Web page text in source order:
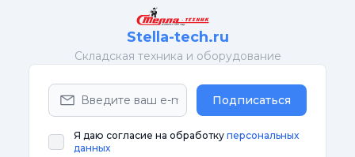
Stella-tech.ru
Cкладская техника и оборудование
Подписаться
Я даю согласие на обработку персональных
данных